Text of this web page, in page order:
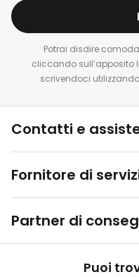
Potrai disdire
cliccando sull’apposito
scrivendoci
Contatti e
Fornitore di
Partner di
Puoi